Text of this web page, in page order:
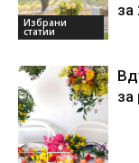
Избрани
статии
за
за